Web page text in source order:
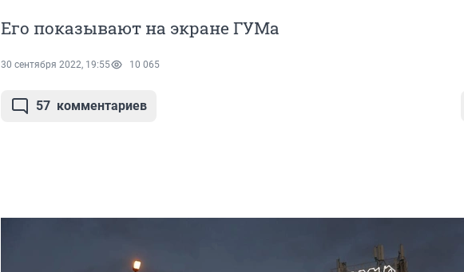
Его показывают на экране ГУМа
30 сентября 2022, 19:55 10 065
57 комментариев